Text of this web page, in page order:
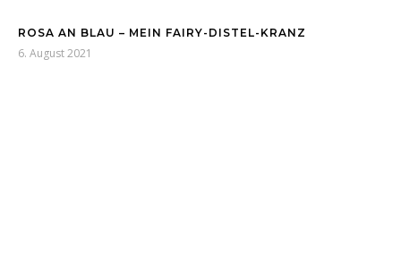
ROSA AN BLAU – MEIN FAIRY-DISTEL-KRANZ
6. August 2021